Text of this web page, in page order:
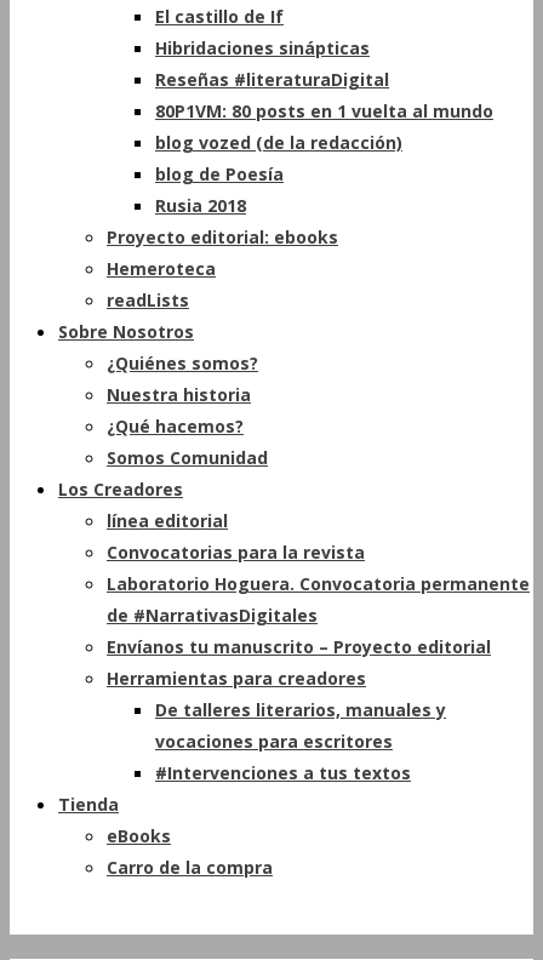
El castillo de If
Hibridaciones sinápticas
Reseñas #literaturaDigital
80P1VM: 80 posts en 1 vuelta al mundo
blog vozed (de la redacción)
blog de Poesía
Rusia 2018
Proyecto editorial: ebooks
Hemeroteca
readLists
Sobre Nosotros
¿Quiénes somos?
Nuestra historia
¿Qué hacemos?
Somos Comunidad
Los Creadores
línea editorial
Convocatorias para la revista
Laboratorio Hoguera. Convocatoria permanente
de #NarrativasDigitales
Envíanos tu manuscrito – Proyecto editorial
Herramientas para creadores
De talleres literarios, manuales y
vocaciones para escritores
#Intervenciones a tus textos
Tienda
eBooks
Carro de la compra